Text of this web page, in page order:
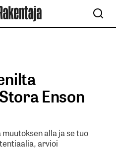
Enson
alla ja se tuo
arvioi